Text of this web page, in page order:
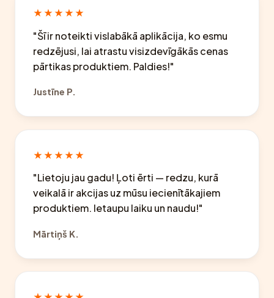
★★★★★
"Šī ir noteikti vislabākā aplikācija, ko esmu
redzējusi, lai atrastu visizdevīgākās cenas
pārtikas produktiem. Paldies!"
Justīne P.
★★★★★
"Lietoju jau gadu! Ļoti ērti — redzu, kurā
veikalā ir akcijas uz mūsu iecienītākajiem
produktiem. Ietaupu laiku un naudu!"
Mārtiņš K.